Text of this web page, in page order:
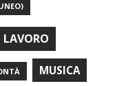
LAVORO
MUSICA